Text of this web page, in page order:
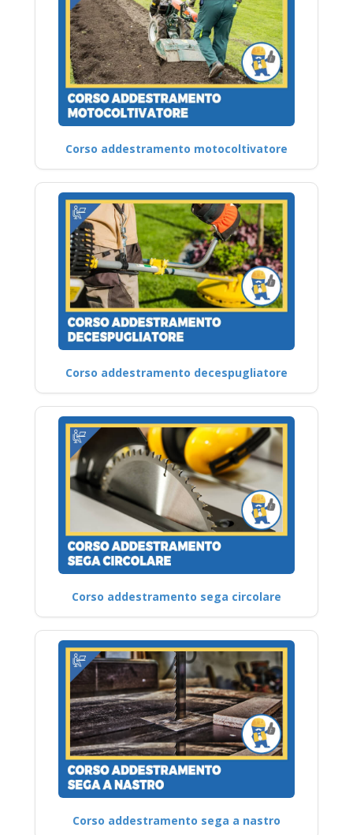
Corso addestramento motocoltivatore
Corso addestramento decespugliatore
Corso addestramento sega circolare
Corso addestramento sega a nastro